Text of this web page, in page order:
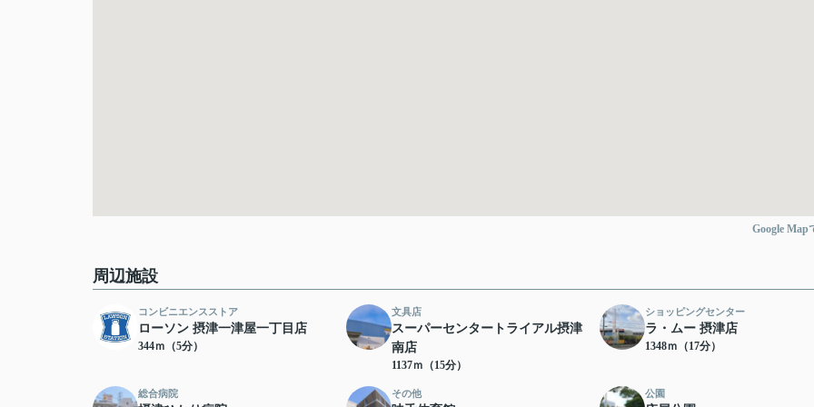
Google Map
周辺施設
コンビニエンスストア
ローソン 摂津一津屋一丁目店
344ｍ（5分）
文具店
スーパーセンタートライアル摂津
南店
1137ｍ（15分）
ショッピングセンター
ラ・ムー 摂津店
1348ｍ（17分）
総合病院 その他 公園